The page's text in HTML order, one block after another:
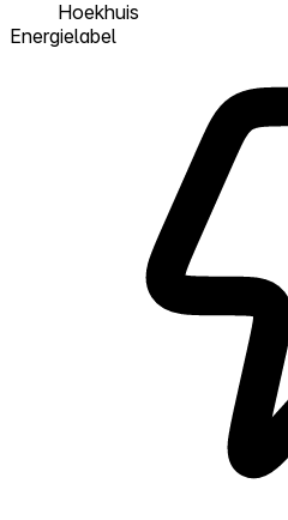
Hoekhuis
Energielabel